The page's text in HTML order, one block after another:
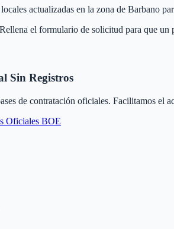
actualizadas en la zona de Barbano
Rellena el formulario de solicitud para que un
Sin Registros
de contratación oficiales. Facilitamos
Oficiales BOE